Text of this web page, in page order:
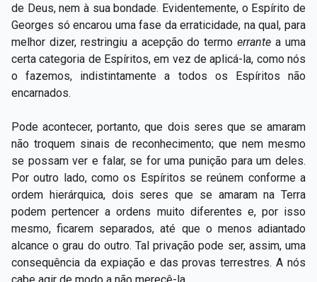
de Deus, nem à sua bondade. Evidentemente, o Espírito de
Georges só encarou uma fase da erraticidade, na qual, para
melhor dizer, restringiu a acepção do termoerrantea uma
certa categoria de Espíritos, em vez de aplicá-la, como nós
o fazemos, indistintamente a todos os Espíritos não
encarnados.
Pode acontecer, portanto, que dois seres que se amaram
não troquem sinais de reconhecimento; que nem mesmo
se possam ver e falar, se for uma punição para um deles.
Por outro lado, como os Espíritos se reúnem conforme a
ordem hierárquica, dois seres que se amaram na Terra
podem pertencer a ordens muito diferentes e, por isso
mesmo, ficarem separados, até que o menos adiantado
alcance o grau do outro. Tal privação pode ser, assim, uma
consequência da expiação e das provas terrestres. A nós